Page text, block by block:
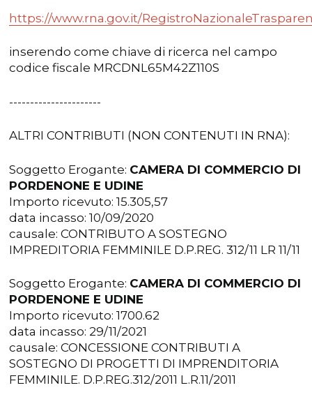
https://www.rna.gov.it/
inserendo come chiave di ricerca nel campo
codice fiscale MRCDNL65M42Z110S
----------------------
ALTRI CONTRIBUTI (NON CONTENUTI IN RNA):
Soggetto Erogante: CAMERA DI COMMERCIO DI
PORDENONE E UDINE
Importo ricevuto: 15.305,57
data incasso: 10/09/2020
causale: CONTRIBUTO A SOSTEGNO
IMPREDITORIA FEMMINILE D.P.REG. 312/11 LR 11/11
Soggetto Erogante: CAMERA DI COMMERCIO DI
PORDENONE E UDINE
Importo ricevuto: 1700.62
data incasso: 29/11/2021
causale: CONCESSIONE CONTRIBUTI A
SOSTEGNO DI PROGETTI DI IMPRENDITORIA
FEMMINILE. D.P.REG.312/2011 L.R.11/2011